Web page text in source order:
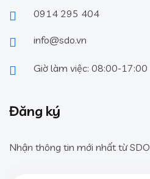
0914 295 404
info@sdo.vn
Giờ làm việc: 08:00-17:00
Đăng ký
Nhận thông tin mới nhất từ SDO